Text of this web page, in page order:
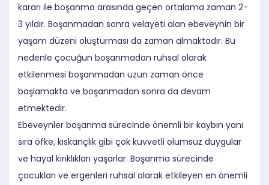
kararı ile boşanma arasında geçen ortalama zaman 2-
3 yıldır. Boşanmadan sonra velayeti alan ebeveynin bir
yaşam düzeni oluşturması da zaman almaktadır. Bu
nedenle çocuğun boşanmadan ruhsal olarak
etkilenmesi boşanmadan uzun zaman önce
başlamakta ve boşanmadan sonra da devam
etmektedir.
Ebeveynler boşanma sürecinde önemli bir kaybın yanı
sıra öfke, kıskançlık gibi çok kuvvetli olumsuz duygular
ve hayal kırıklıkları yaşarlar. Boşanma sürecinde
çocukları ve ergenleri ruhsal olarak etkileyen en önemli